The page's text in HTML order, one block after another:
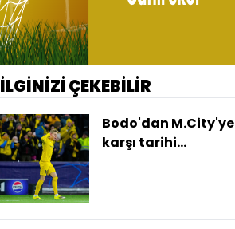
İLGİNİZİ ÇEKEBİLİR
Bodo'dan M.City'ye
karşı tarihi